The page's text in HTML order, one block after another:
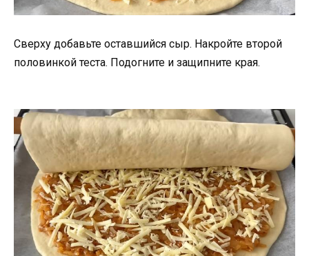
Сверху добавьте оставшийся сыр. Накройте второй
половинкой теста. Подогните и защипните края.